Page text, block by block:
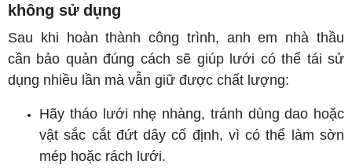
không sử dụng
Sau khi hoàn thành công trình, anh em nhà thầu
cần bảo quản đúng cách sẽ giúp lưới có thể tái sử
dụng nhiều lần mà vẫn giữ được chất lượng:
Hãy tháo lưới nhẹ nhàng, tránh dùng dao hoặc
vật sắc cắt đứt dây cố định, vì có thể làm sờn
mép hoặc rách lưới.